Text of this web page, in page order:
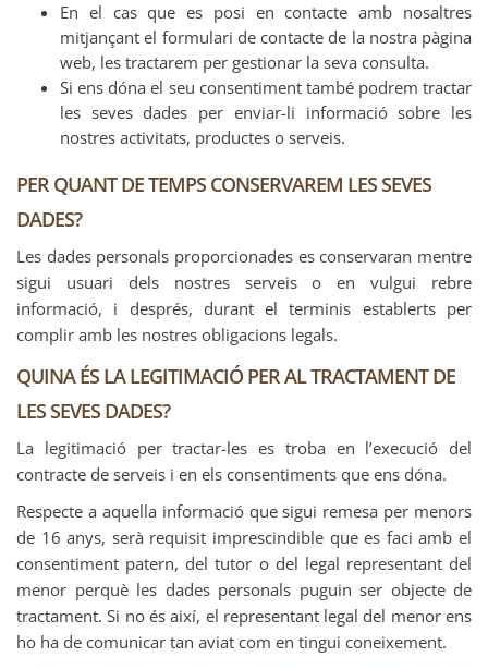
En el cas que es posi en contacte amb nosaltres
mitjançant el formulari de contacte de la nostra pàgina
web, les tractarem per gestionar la seva consulta.
Si ens dóna el seu consentiment també podrem tractar
les seves dades per enviar-li informació sobre les
nostres activitats, productes o serveis.
PER QUANT DE TEMPS CONSERVAREM LES SEVES
DADES?
Les dades personals proporcionades es conservaran mentre
sigui usuari dels nostres serveis o en vulgui rebre
informació, i després, durant el terminis establerts per
complir amb les nostres obligacions legals.
QUINA ÉS LA LEGITIMACIÓ PER AL TRACTAMENT DE
LES SEVES DADES?
La legitimació per tractar-les es troba en l’execució del
contracte de serveis i en els consentiments que ens dóna.
Respecte a aquella informació que sigui remesa per menors
de 16 anys, serà requisit imprescindible que es faci amb el
consentiment patern, del tutor o del legal representant del
menor perquè les dades personals puguin ser objecte de
tractament. Si no és així, el representant legal del menor ens
ho ha de comunicar tan aviat com en tingui coneixement.